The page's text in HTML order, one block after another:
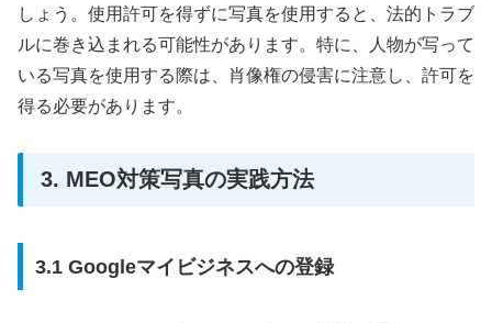
しょう。使用許可を得ずに写真を使用すると、法的トラブ
ルに巻き込まれる可能性があります。特に、人物が写って
いる写真を使用する際は、肖像権の侵害に注意し、許可を
得る必要があります。
3. MEO対策写真の実践方法
3.1 Googleマイビジネスへの登録